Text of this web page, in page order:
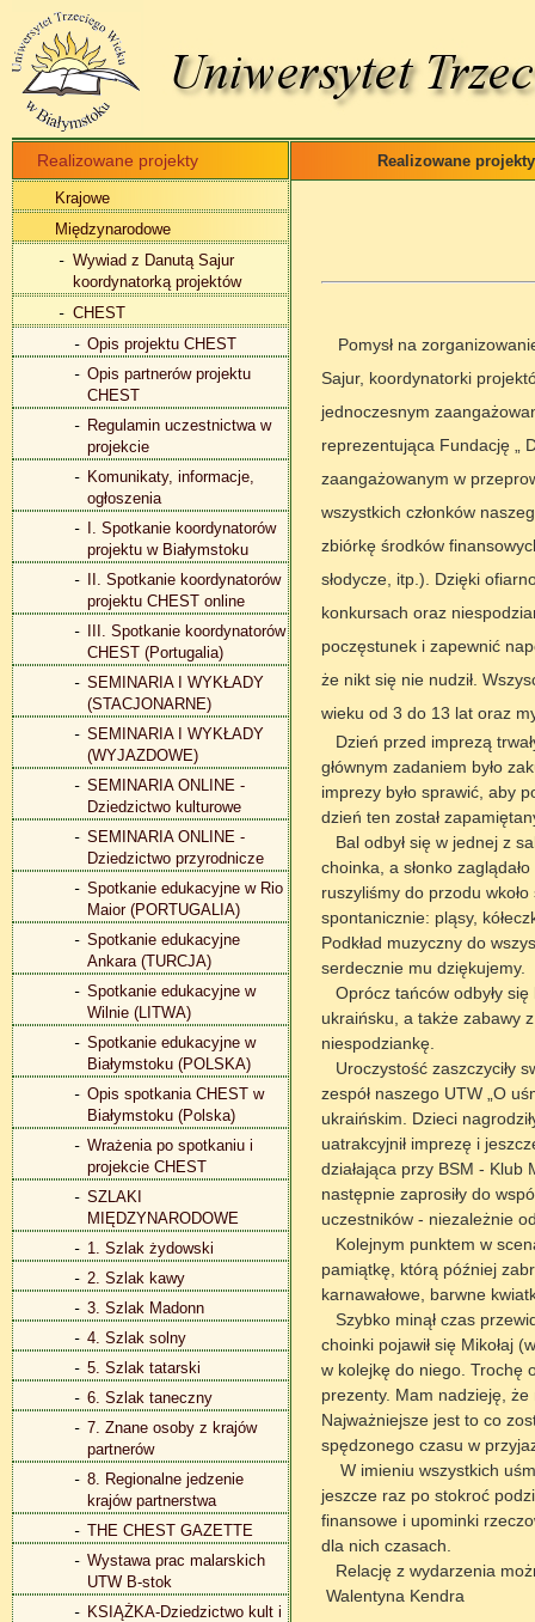
Realizowane projekty
Krajowe
Międzynarodowe
Wywiad z Danutą Sajur
koordynatorką projektów
CHEST
Opis projektu CHEST
Opis partnerów projektu
CHEST
Regulamin uczestnictwa w
projekcie
Komunikaty, informacje,
ogłoszenia
I. Spotkanie koordynatorów
projektu w Białymstoku
II. Spotkanie koordynatorów
projektu CHEST online
III. Spotkanie koordynatorów
CHEST (Portugalia)
SEMINARIA I WYKŁADY
(STACJONARNE)
SEMINARIA I WYKŁADY
(WYJAZDOWE)
SEMINARIA ONLINE -
Dziedzictwo kulturowe
SEMINARIA ONLINE -
Dziedzictwo przyrodnicze
Spotkanie edukacyjne w Rio
Maior (PORTUGALIA)
Spotkanie edukacyjne
Ankara (TURCJA)
Spotkanie edukacyjne w
Wilnie (LITWA)
Spotkanie edukacyjne w
Białymstoku (POLSKA)
Opis spotkania CHEST w
Białymstoku (Polska)
Wrażenia po spotkaniu i
projekcie CHEST
SZLAKI
MIĘDZYNARODOWE
1. Szlak żydowski
2. Szlak kawy
3. Szlak Madonn
4. Szlak solny
5. Szlak tatarski
6. Szlak taneczny
7. Znane osoby z krajów
partnerów
8. Regionalne jedzenie
krajów partnerstwa
THE CHEST GAZETTE
Wystawa prac malarskich
UTW B-stok
KSIĄŻKA-Dziedzictwo kult i
Realizowane projekty
Pomysł na
Sajur, koordynatorki
jednoczesnym
reprezentująca Fundację „
zaangażowanym w
wszystkich członków
zbiórkę środków
słodycze, itp.). Dzięki
konkursach oraz
poczęstunek i zapewnić
że nikt się nie nudził.
wieku od 3 do 13 lat oraz
Dzień przed imprezą
głównym zadaniem było
imprezy było sprawić, aby
dzień ten został
Bal odbył się w jednej z
choinka, a słonko
ruszyliśmy do przodu
spontanicznie: pląsy,
Podkład muzyczny do
serdecznie mu dziękujemy.
Oprócz tańców odbyły
ukraińsku, a także zabawy
niespodziankę.
Uroczystość zaszczyciły
zespół naszego UTW „O
ukraińskim. Dzieci
uatrakcyjnił imprezę i
działająca przy BSM -
następnie zaprosiły do
uczestników - niezależnie
Kolejnym punktem w
pamiątkę, którą później
karnawałowe, barwne
Szybko minął czas
choinki pojawił się Mikołaj
w kolejkę do niego. Trochę
prezenty. Mam nadzieję,
Najważniejsze jest to co
spędzonego czasu w
W imieniu wszystkich
jeszcze raz po stokroć
finansowe i upominki
dla nich czasach.
Relację z wydarzenia
Walentyna Kendra